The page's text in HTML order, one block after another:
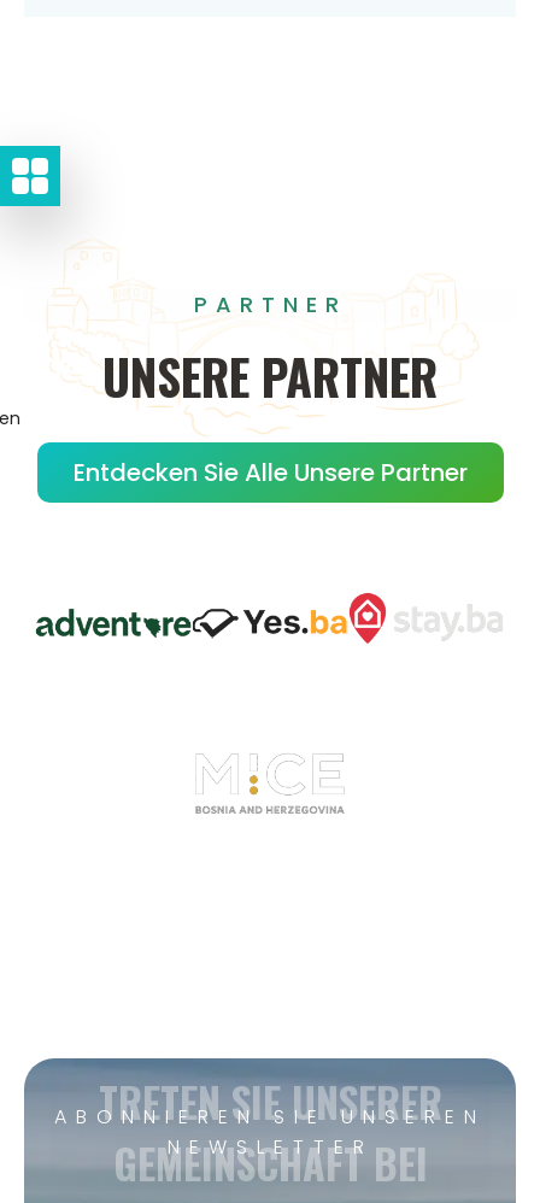
PARTNER
UNSERE PARTNER
Entdecken Sie Alle Unsere Partner
ABONNIEREN SIE UNSEREN
NEWSLETTER
TRETEN SIE UNSERER
GEMEINSCHAFT BEI